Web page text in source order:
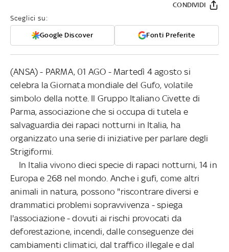
Sceglici su:
Google Discover Fonti Preferite
CONDIVIDI
(ANSA) - PARMA, 01 AGO - Martedì 4 agosto si
celebra la Giornata mondiale del Gufo, volatile
simbolo della notte. Il Gruppo Italiano Civette di
Parma, associazione che si occupa di tutela e
salvaguardia dei rapaci notturni in Italia, ha
organizzato una serie di iniziative per parlare degli
Strigiformi.
In Italia vivono dieci specie di rapaci notturni, 14 in
Europa e 268 nel mondo. Anche i gufi, come altri
animali in natura, possono "riscontrare diversi e
drammatici problemi sopravvivenza - spiega
l'associazione - dovuti ai rischi provocati da
deforestazione, incendi, dalle conseguenze dei
cambiamenti climatici, dal traffico illegale e dal